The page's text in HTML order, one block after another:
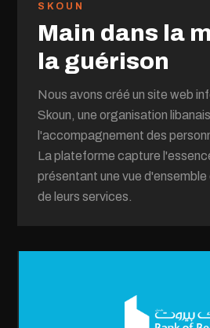
SKOUN
Main dans la
la guérison
Nous avons créé un site web
Skoun, une organisation
l'accompagnement des
La plateforme capture
présentant une vue d'ensemble
de leurs services.